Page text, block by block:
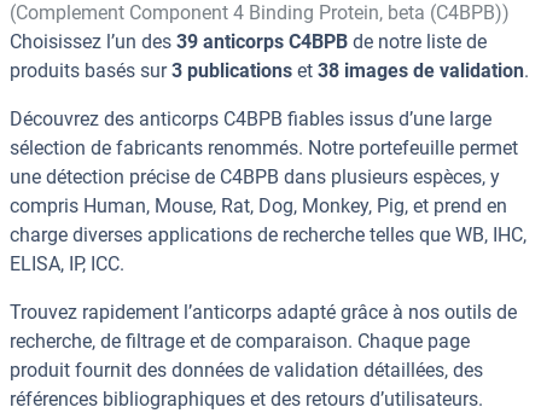
(Complement Component 4 Binding Protein, beta (C4BPB))
Choisissez l’un des 39 anticorps C4BPB de notre liste de
produits basés sur3 publications et 38 images de validation.
Découvrez des anticorps C4BPB fiables issus d’une large
sélection de fabricants renommés. Notre portefeuille permet
une détection précise de C4BPB dans plusieurs espèces, y
compris Human, Mouse, Rat, Dog, Monkey, Pig, et prend en
charge diverses applications de recherche telles que WB, IHC,
ELISA, IP, ICC.
Trouvez rapidement l’anticorps adapté grâce à nos outils de
recherche, de filtrage et de comparaison. Chaque page
produit fournit des données de validation détaillées, des
références bibliographiques et des retours d’utilisateurs.